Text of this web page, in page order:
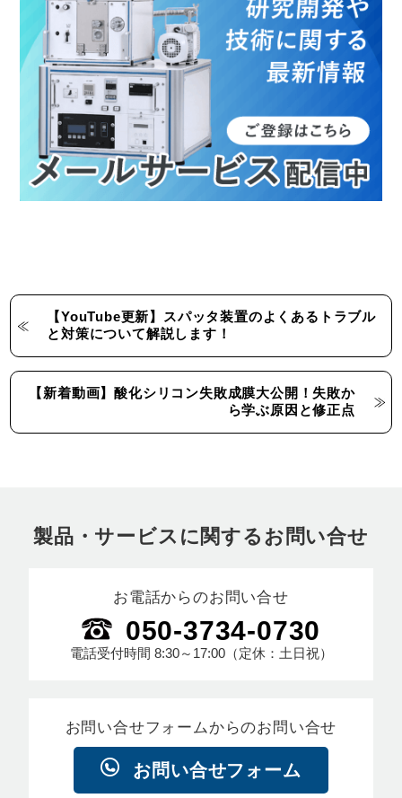
【YouTube更新】スパッタ装置のよくあるトラブル
と対策について解説します！
【新着動画】酸化シリコン失敗成膜大公開！失敗か
ら学ぶ原因と修正点
製品・サービスに関するお問い合せ
お電話からのお問い合せ
050-3734-0730
電話受付時間 8:30～17:00（定休：土日祝）
お問い合せフォームからのお問い合せ
お問い合せフォーム